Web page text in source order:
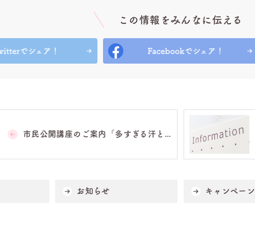
この情報をみんなに伝える
市民公開講座のご案内「多すぎる汗と...
お知らせ キャンペーン